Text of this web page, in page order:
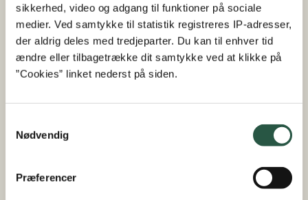
sikkerhed, video og adgang til funktioner på sociale
medier. Ved samtykke til statistik registreres IP-adresser,
der aldrig deles med tredjeparter. Du kan til enhver tid
ændre eller tilbagetrække dit samtykke ved at klikke på
”Cookies” linket nederst på siden.
Nødvendig
Præferencer
Tilmeld nyhedsbrev
Fakta om projektet
Projekttitel
Det grønne valg af buffeten - Planterige,
producentsamarbejde, opkvalificering og